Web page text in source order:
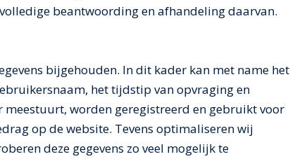
beantwoording en afhandeling daarvan.
bijgehouden. In dit kader kan met name het
het tijdstip van opvraging en
meestuurt, worden geregistreerd en gebruikt voor
op de website. Tevens optimaliseren wij
deze gegevens zo veel mogelijk te